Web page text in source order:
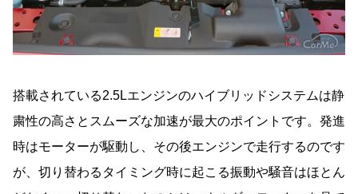
搭載されている2.5Lエンジンのハイブリッドシステムは静
粛性の高さとスムーズな加速が最大のポイントです。発進
時はモーターが駆動し、その後エンジンで走行するのです
が、切り替わるタイミング時に起こる振動や騒音はほとん